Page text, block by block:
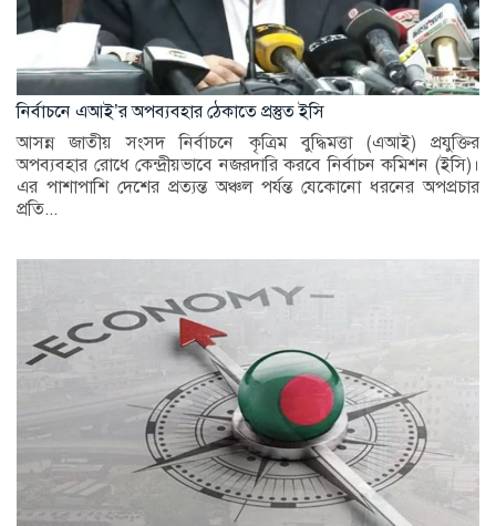
নির্বাচনে এআই’র অপব্যবহার ঠেকাতে প্রস্তুত ইসি
আসন্ন জাতীয় সংসদ নির্বাচনে কৃত্রিম বুদ্ধিমত্তা (এআই) প্রযুক্তির
অপব্যবহার রোধে কেন্দ্রীয়ভাবে নজরদারি করবে নির্বাচন কমিশন (ইসি)।
এর পাশাপাশি দেশের প্রত্যন্ত অঞ্চল পর্যন্ত যেকোনো ধরনের অপপ্রচার
প্রতি...